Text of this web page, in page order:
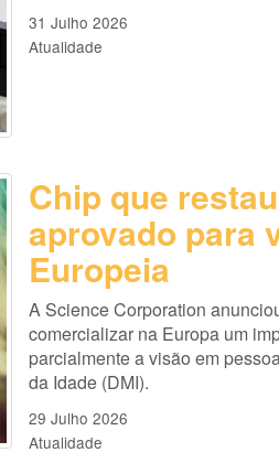
31 Julho 2026
Atualidade
Chip que
aprovado para
Europeia
A Science Corporation
comercializar na Europa um
parcialmente a visão em
da Idade (DMI).
29 Julho 2026
Atualidade